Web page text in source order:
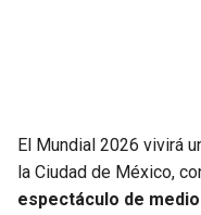
El Mundial 2026 vivirá
la Ciudad de México,
espectáculo de